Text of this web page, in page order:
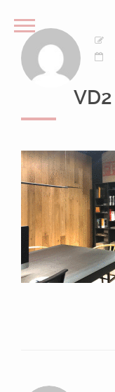
VD2